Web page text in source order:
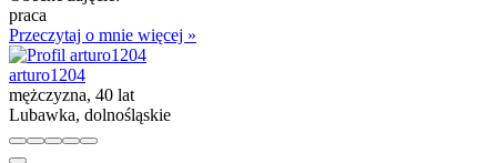
praca
Przeczytaj o mnie więcej »
arturo1204
mężczyzna, 40 lat
Lubawka, dolnośląskie